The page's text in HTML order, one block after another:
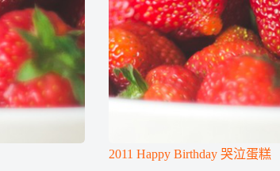
2011 Happy Birthday 哭泣蛋糕